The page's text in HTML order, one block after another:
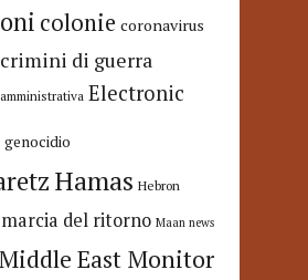
colonie coronavirus
crimini di guerra
Electronic
genocidio
Hamas Hebron
del ritorno Maan news
Middle East Monitor